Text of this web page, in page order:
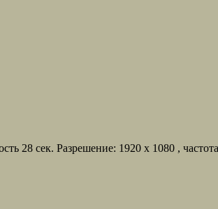
сек. Разрешение: 1920 x 1080 ,